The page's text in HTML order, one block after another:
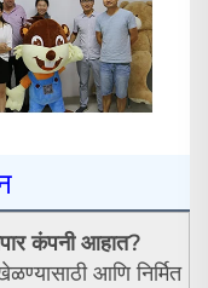
कंपनी आहात?
आणि निर्मित